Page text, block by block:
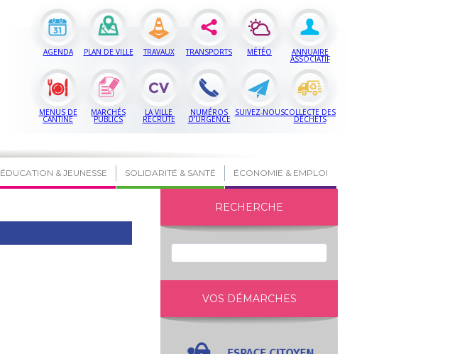
AGENDA PLAN DE VILLE TRAVAUX TRANSPORTS MÉTÉO ANNUAIRE
ASSOCIATIF
MENUS DE
CANTINE
MARCHÉS
PUBLICS
LA VILLE
RECRUTE
NUMÉROS
D’URGENCE
SUIVEZ-NOUSCOLLECTE DES
DÉCHETS
ÉDUCATION & JEUNESSE SOLIDARITÉ & SANTÉ ÉCONOMIE & EMPLOI
RECHERCHE
VOS DÉMARCHES